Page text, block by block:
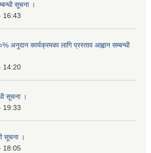
सूचना ।
16:43
अनुदान कार्यक्रमका लागि प्रस्ताव आह्वान सम्बन्धी
14:20
सूचना ।
19:33
सूचना ।
18:05